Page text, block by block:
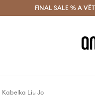
zdarma (od 1800 Kč)
FINAL SALE % A
Kabelka Liu Jo